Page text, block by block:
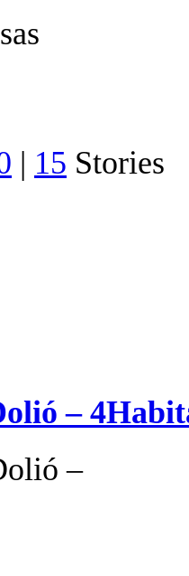
| 15 Stories
–